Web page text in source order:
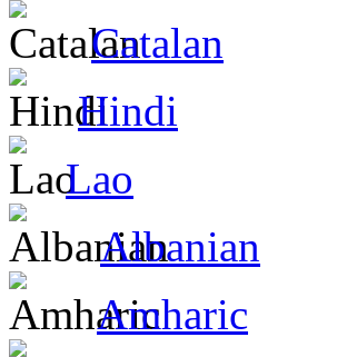
Catalan
Hindi
Lao
Albanian
Amharic